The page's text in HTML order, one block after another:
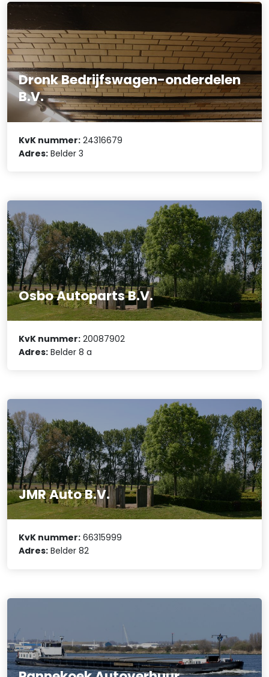
Dronk Bedrijfswagen-onderdelen
B.V.
KvK nummer: 24316679
Adres: Belder 3
Osbo Autoparts B.V.
KvK nummer: 20087902
Adres: Belder 8 a
JMR Auto B.V.
KvK nummer: 66315999
Adres: Belder 82